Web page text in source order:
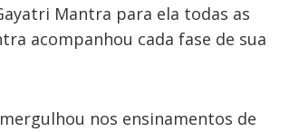
Mantra para ela todas as
acompanhou cada fase de sua
nos ensinamentos de